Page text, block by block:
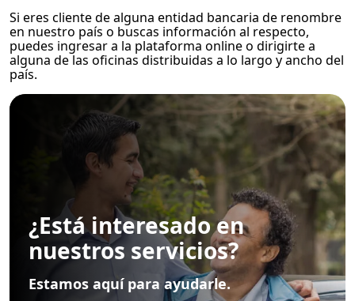
Si eres cliente de alguna entidad bancaria de renombre
en nuestro país o buscas información al respecto,
puedes ingresar a la plataforma online o dirigirte a
alguna de las oficinas distribuidas a lo largo y ancho del
país.
¿Está interesado en
nuestros servicios?
Estamos aquí para ayudarle.